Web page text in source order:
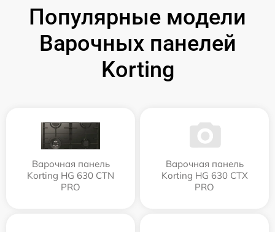
Популярные модели
Варочных панелей
Korting
Варочная панель
Korting HG 630 CTN
PRO
Варочная панель
Korting HG 630 CTX
PRO